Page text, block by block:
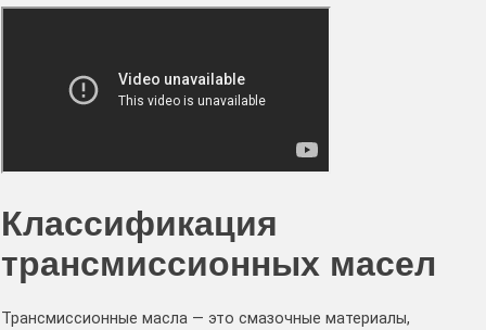
Классификация
трансмиссионных масел
Трансмиссионные масла — это смазочные материалы,